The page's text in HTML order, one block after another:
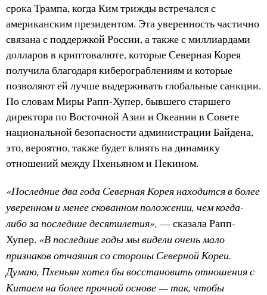
срока Трампа, когда Ким трижды встречался с
американским президентом. Эта уверенность частично
связана с поддержкой России, а также с миллиардами
долларов в криптовалюте, которые Северная Корея
получила благодаря киберограблениям и которые
позволяют ей лучше выдерживать глобальные санкции.
По словам Миры Рапп-Хупер, бывшего старшего
директора по Восточной Азии и Океании в Совете
национальной безопасности администрации Байдена,
это, вероятно, также будет влиять на динамику
отношений между Пхеньяном и Пекином.
«Последние два года Северная Корея находится в более
уверенном и менее скованном положении, чем когда-
либо за последние десятилетия», — сказала Рапп-
Хупер. «В последние годы мы видели очень мало
признаков отчаяния со стороны Северной Кореи.
Думаю, Пхеньян хотел бы восстановить отношения с
Китаем на более прочной основе — так, чтобы